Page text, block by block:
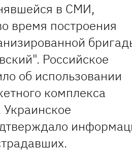
в СМИ,
время построения
Российское
об использовании
комплекса